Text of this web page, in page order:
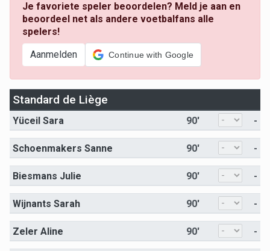
Je favoriete speler beoordelen? Meld je aan en
beoordeel net als andere voetbalfans alle
spelers!
Aanmelden
Continue with Google
Standard de Liège
Yüceil Sara 90' -
Schoenmakers Sanne 90' -
Biesmans Julie 90' -
Wijnants Sarah 90' -
Zeler Aline 90' -